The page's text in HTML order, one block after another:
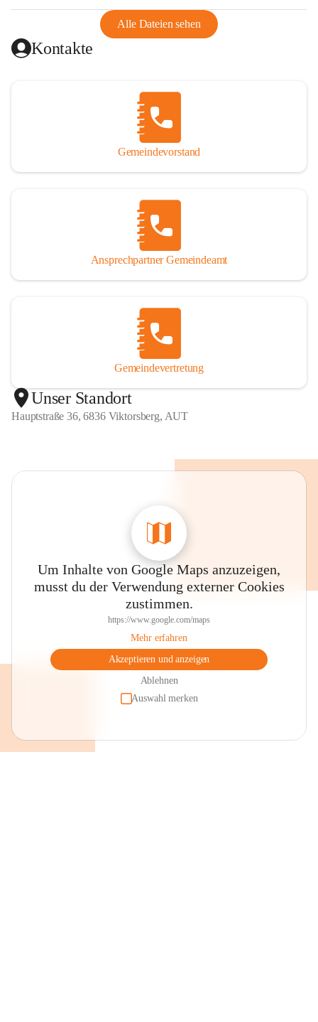
Alle Dateien sehen
Kontakte
Gemeindevorstand
Ansprechpartner Gemeindeamt
Gemeindevertretung
Unser Standort
Hauptstraße 36, 6836 Viktorsberg, AUT
Um Inhalte von Google Maps anzuzeigen,
musst du der Verwendung externer Cookies
zustimmen.
https://www.google.com/maps
Mehr erfahren
Akzeptieren und anzeigen
Ablehnen
Auswahl merken